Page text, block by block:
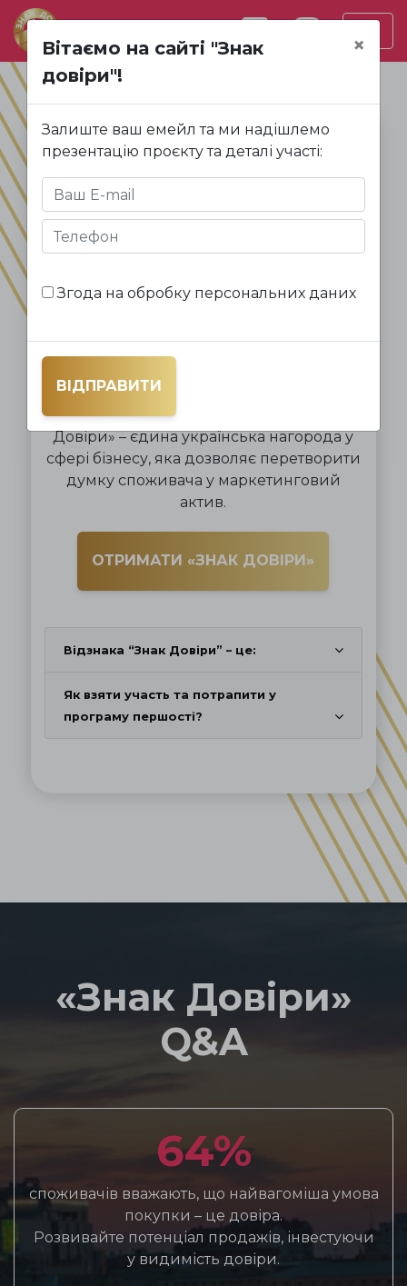
Знак
довіри
Національна програма першості «Знак
Довіри» – єдина українська нагорода у
сфері бізнесу, яка дозволяє перетворити
думку споживача у маркетинговий
актив.
ОТРИМАТИ «ЗНАК ДОВІРИ»
Відзнака “Знак Довіри” – це:
Як взяти участь та потрапити у
програму першості?
«Знак Довіри»
Q&A
64%
споживачів вважають, що найвагоміша умова
покупки – це довіра.
Розвивайте потенціал продажів, інвестуючи
у видимість довіри.
Вітаємо на сайті "Знак
довіри"!
×
Залиште ваш емейл та ми надішлемо
презентацію проєкту та деталі участі:
Згода на обробку персональних даних